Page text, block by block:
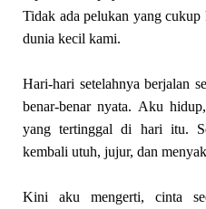
Tidak ada pelukan yang
dunia kecil kami.
Hari-hari setelahnya berjalan
benar-benar nyata. Aku
yang tertinggal di hari itu.
kembali utuh, jujur, dan
Kini aku mengerti, cinta